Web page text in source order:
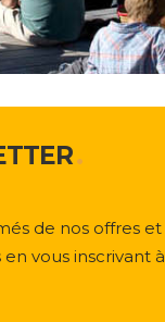
de nos offres et
vous inscrivant à